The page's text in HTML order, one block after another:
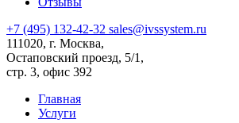
+7 (495) 132-42-32 sales@ivssystem.ru
111020, г. Москва,
Остаповский проезд, 5/1,
стр. 3, офис 392
Главная
Услуги